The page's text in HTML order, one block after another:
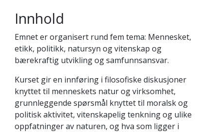
Innhold
Emnet er organisert rund fem tema: Mennesket,
etikk, politikk, natursyn og vitenskap og
bærekraftig utvikling og samfunnsansvar.
Kurset gir en innføring i filosofiske diskusjoner
knyttet til menneskets natur og virksomhet,
grunnleggende spørsmål knyttet til moralsk og
politisk aktivitet, vitenskapelig tenkning og ulike
oppfatninger av naturen, og hva som ligger i